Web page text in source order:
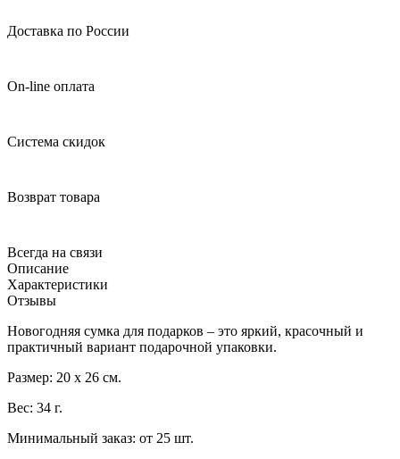
Доставка по России
On-line оплата
Система скидок
Возврат товара
Всегда на связи
Описание
Характеристики
Отзывы
Новогодняя сумка для подарков – это яркий, красочный и
практичный вариант подарочной упаковки.
Размер: 20 х 26 см.
Вес: 34 г.
Минимальный заказ: от 25 шт.